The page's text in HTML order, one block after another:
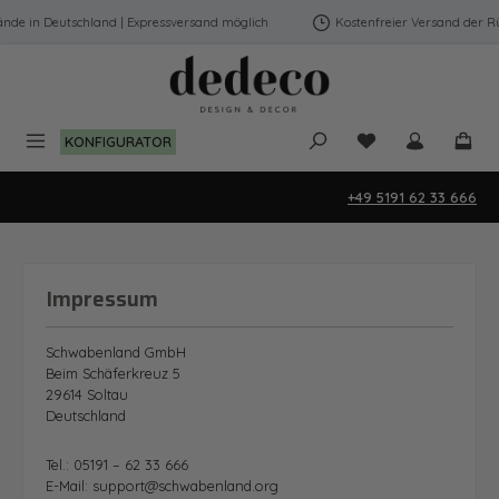
Zum Hauptinhalt springen
in Deutschland | Expressversand möglich Kostenfreier Versand der
KONFIGURATOR Du hast 0
+49 5191 62 33 666
Impressum
Schwabenland GmbH
Beim Schäferkreuz 5
29614 Soltau
Deutschland
Tel.: 05191 – 62 33 666
E-Mail: support@schwabenland.org